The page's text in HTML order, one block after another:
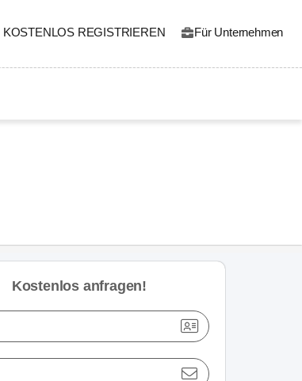
KOSTENLOS REGISTRIEREN Für Unternehmen
Kostenlos anfragen!